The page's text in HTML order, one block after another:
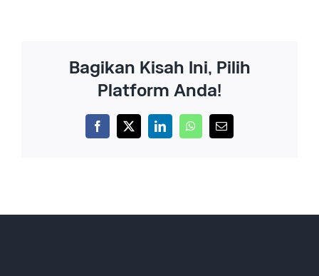
Bagikan Kisah Ini, Pilih
Platform Anda!
Facebook
X LinkedInWhatsApp
Email